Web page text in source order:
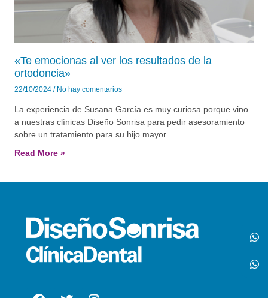
«Te emocionas al ver los resultados de la
ortodoncia»
22/10/2024 No hay comentarios
La experiencia de Susana García es muy curiosa porque vino
a nuestras clínicas Diseño Sonrisa para pedir asesoramiento
sobre un tratamiento para su hijo mayor
Read More »